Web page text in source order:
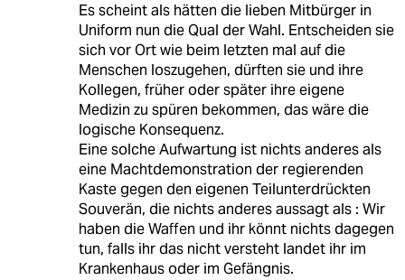
Es scheint als hätten die lieben Mitbürger in
Uniform nun die Qual der Wahl. Entscheiden sie
sich vor Ort wie beim letzten mal auf die
Menschen loszugehen, dürften sie und ihre
Kollegen, früher oder später ihre eigene
Medizin zu spüren bekommen, das wäre die
logische Konsequenz.
Eine solche Aufwartung ist nichts anderes als
eine Machtdemonstration der regierenden
Kaste gegen den eigenen Teilunterdrückten
Souverän, die nichts anderes aussagt als : Wir
haben die Waffen und ihr könnt nichts dagegen
tun, falls ihr das nicht versteht landet ihr im
Krankenhaus oder im Gefängnis.